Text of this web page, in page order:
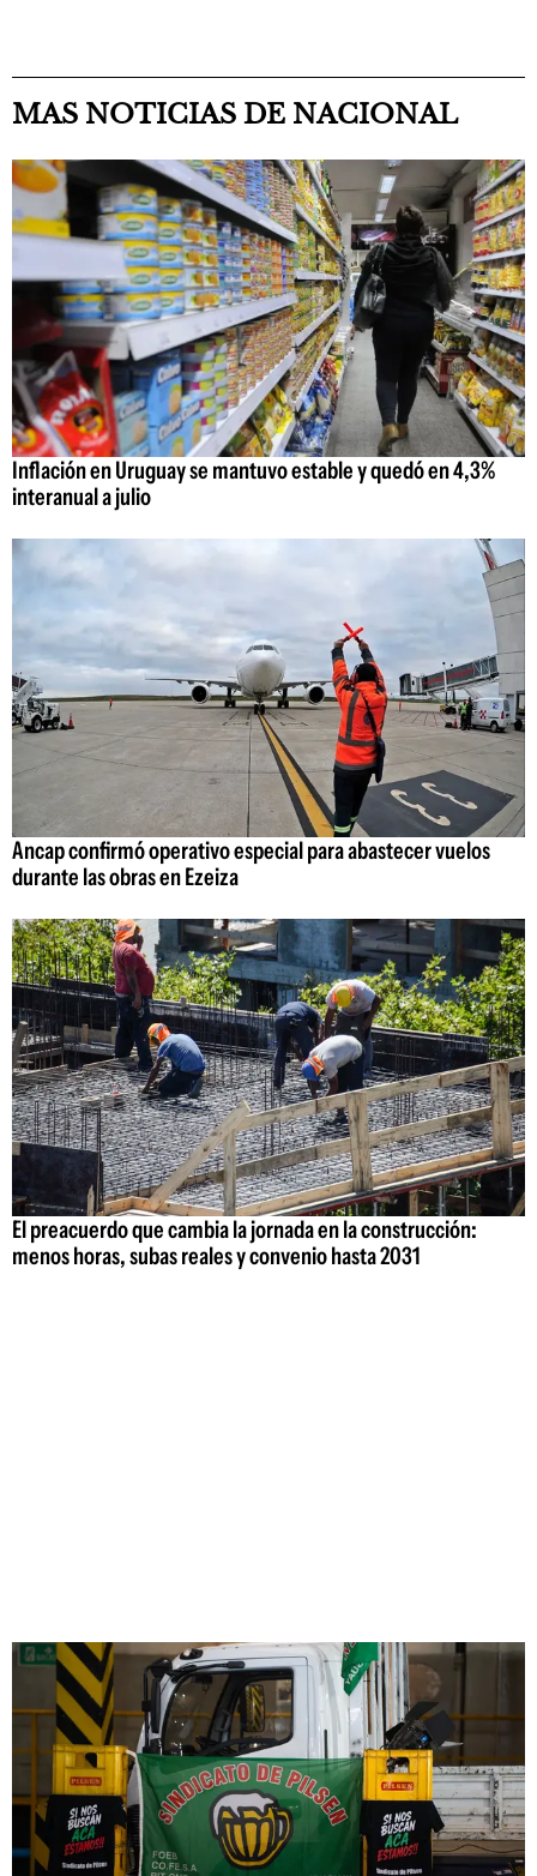
MAS NOTICIAS DE NACIONAL
Inflación en Uruguay se mantuvo estable y quedó en 4,3%
interanual a julio
Ancap confirmó operativo especial para abastecer vuelos
durante las obras en Ezeiza
El preacuerdo que cambia la jornada en la construcción:
menos horas, subas reales y convenio hasta 2031